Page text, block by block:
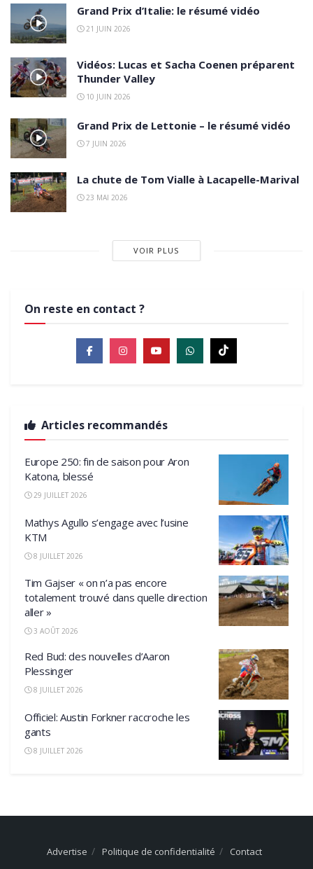
Grand Prix d’Italie: le résumé vidéo
21 JUIN 2026
Vidéos: Lucas et Sacha Coenen préparent
Thunder Valley
10 JUIN 2026
Grand Prix de Lettonie – le résumé vidéo
7 JUIN 2026
La chute de Tom Vialle à Lacapelle-Marival
23 MAI 2026
VOIR PLUS
On reste en contact ?
Articles recommandés
Europe 250: fin de saison pour Aron
Katona, blessé
29 JUILLET 2026
Mathys Agullo s’engage avec l’usine
KTM
8 JUILLET 2026
Tim Gajser « on n’a pas encore
totalement trouvé dans quelle direction
aller »
3 AOÛT 2026
Red Bud: des nouvelles d’Aaron
Plessinger
8 JUILLET 2026
Officiel: Austin Forkner raccroche les
gants
8 JUILLET 2026
Advertise Politique de confidentialité Contact